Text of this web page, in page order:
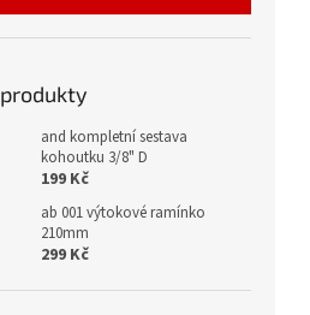
and kompletní sestava
kohoutku 3/8" D
199 Kč
ab 001 výtokové ramínko
210mm
299 Kč